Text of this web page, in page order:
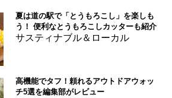
夏は道の駅で「とうもろこし」を楽しも
う！ 便利なとうもろこしカッターも紹介
サスティナブル＆ローカル
高機能でタフ！頼れるアウトドアウォッ
チ5選を編集部がレビュー